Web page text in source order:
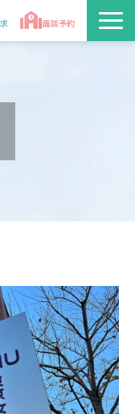
面談予約